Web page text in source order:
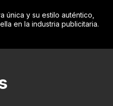
única y su estilo auténtico,
en la industria publicitaria.